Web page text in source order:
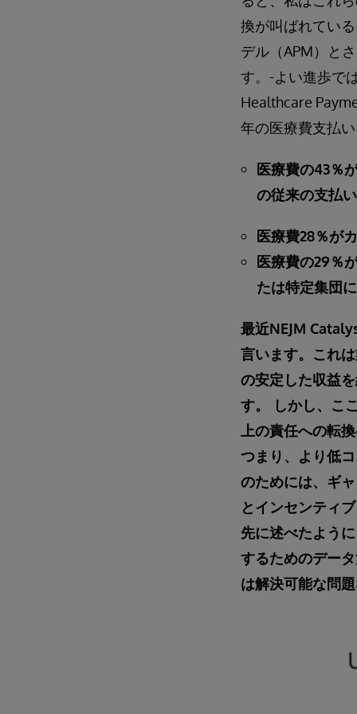
換が叫ばれてい
デル（APM）と
す。-よい進歩で
Healthcare
年の医療費支払
医療費の43％
の従来の支払
医療費28％が
医療費の29％
たは特定集団
最近NEJM
言います。これ
の安定した収益
す。 しかし、こ
上の責任への
つまり、より低
のためには、ギ
とインセンティ
先に述べたよう
するためのデー
は解決可能な問